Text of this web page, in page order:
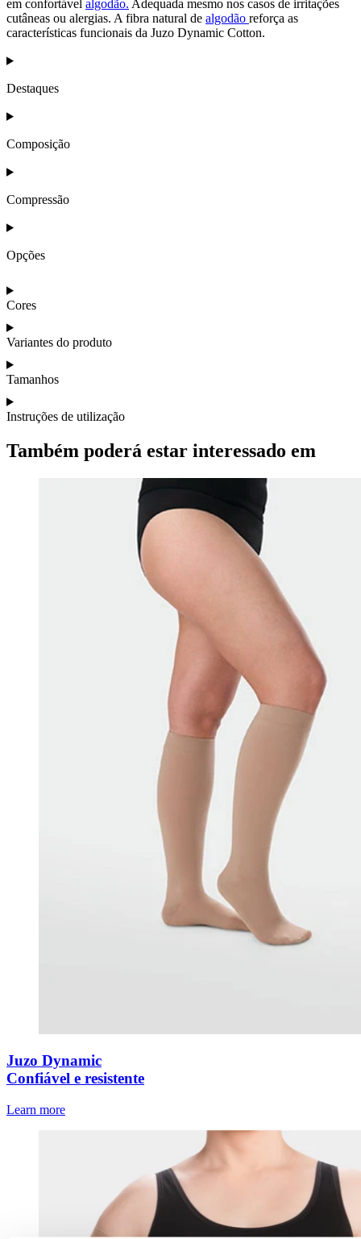
em confortável algodão. Adequada mesmo nos casos de irritações
cutâneas ou alergias. A fibra natural de algodão reforça as
características funcionais da Juzo Dynamic Cotton.
Destaques
Composição
Compressão
Opções
Cores
Variantes do produto
Tamanhos
Instruções de utilização
Também poderá estar interessado em
Juzo Dynamic
Confiável e resistente
Learn more